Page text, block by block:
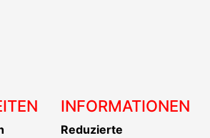
INFORMATIONEN
Reduzierte